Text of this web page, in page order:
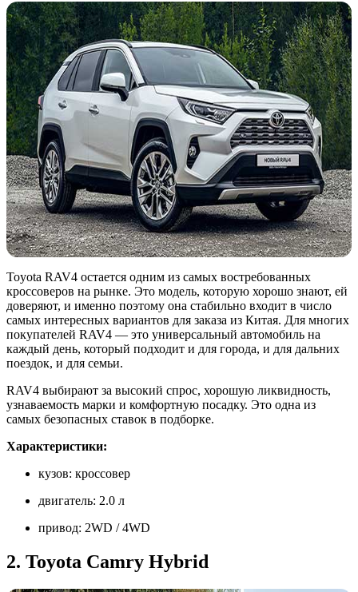
Toyota RAV4 остается одним из самых востребованных
кроссоверов на рынке. Это модель, которую хорошо знают, ей
доверяют, и именно поэтому она стабильно входит в число
самых интересных вариантов для заказа из Китая. Для многих
покупателей RAV4 — это универсальный автомобиль на
каждый день, который подходит и для города, и для дальних
поездок, и для семьи.
RAV4 выбирают за высокий спрос, хорошую ликвидность,
узнаваемость марки и комфортную посадку. Это одна из
самых безопасных ставок в подборке.
Характеристики:
кузов: кроссовер
двигатель: 2.0 л
привод: 2WD / 4WD
2. Toyota Camry Hybrid